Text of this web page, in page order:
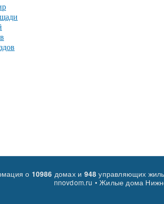
о 10986 домах и 948управляющих
nnovdom.ru • Жилые дома